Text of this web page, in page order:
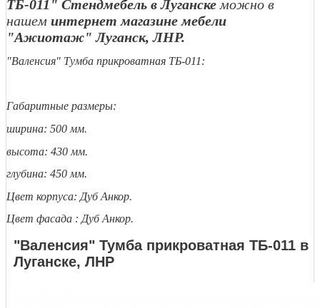
ТБ-011" Стендмебель в Луганскеможно в
нашем интернет магазине мебели
"Ажиотаж" Луганск, ЛНР.
"Валенсия" Тумба прикроватная ТБ-011:
Габаритные размеры:
ширина: 500 мм.
высота: 430 мм.
глубина: 450 мм.
Цвет корпуса: Дуб Анкор.
Цвет фасада : Дуб Анкор.
"Валенсия" Тумба прикроватная ТБ-011 в
Луганске, ЛНР